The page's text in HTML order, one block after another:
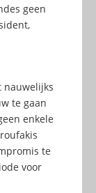
geen
nauwelijks
te gaan
enkele
te
voor